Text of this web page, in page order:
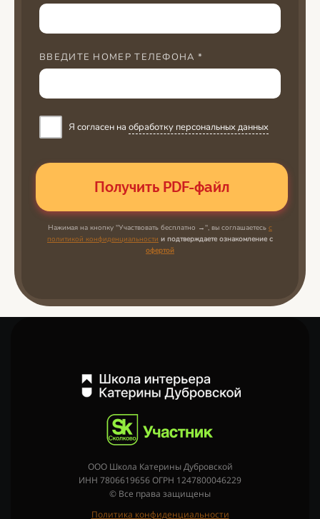
ВВЕДИТЕ НОМЕР ТЕЛЕФОНА *
Я согласен на обработку персональных данных
Получить PDF-файл
Нажимая на кнопку "Участвовать бесплатно →", вы соглашаетесь с
политикой конфиденциальности и подтверждаете ознакомление с
офертой
ООО Школа Катерины Дубровской
ИНН 7806619656 ОГРН 1247800046229
© Все права защищены
Политика конфиденциальности